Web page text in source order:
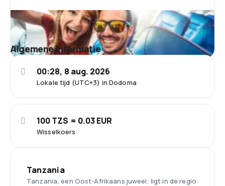
Algemene informatie
Lokale tijd (UTC+3) in Dodoma
00:28, 8 aug. 2026
Wisselkoers
100 TZS = 0.03 EUR
Tanzania
Tanzania, een Oost-Afrikaans juweel, ligt in de regio